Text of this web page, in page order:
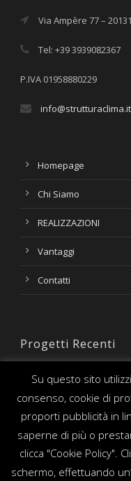
Via Ampère 77 –
Tel: +39 3939082367
P.IVA 01958880229
info@strutturaclima.it
Homepage
Chi Siamo
REALIZZAZIONI
Vantaggi
Contatti
Progetti Recenti
Su questo sito
consenso, cookie di
proporti pubblicità in
saperne di più o
clicca "Cookie Policy".
schermo, effettuando